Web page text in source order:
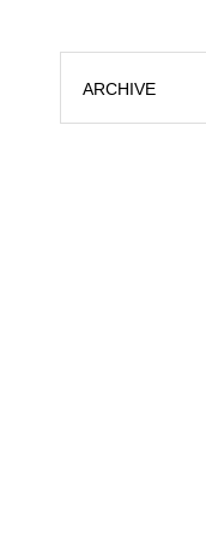
ARCHIVE